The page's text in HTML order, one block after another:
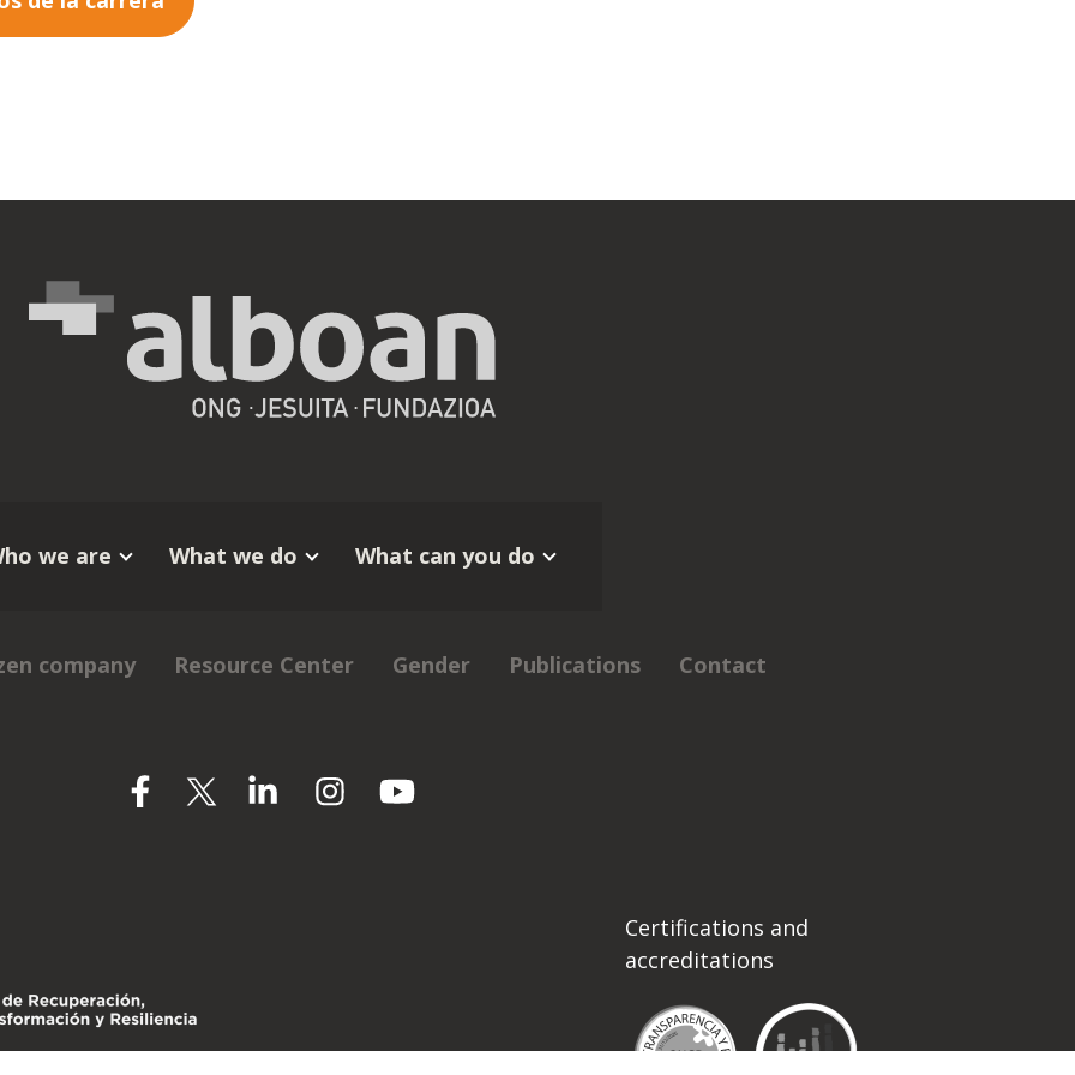
we are What we do What can you do
company Resource Center Gender Publications Contact
Certifications and
accreditations